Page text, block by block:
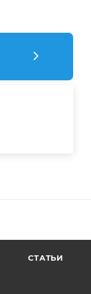
СТАТЬИ